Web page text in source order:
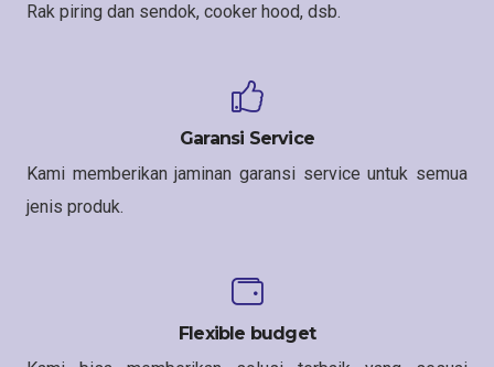
Rak piring dan sendok, cooker hood, dsb.
Garansi Service
Kami memberikan jaminan garansi service untuk semua
jenis produk.
Flexible budget